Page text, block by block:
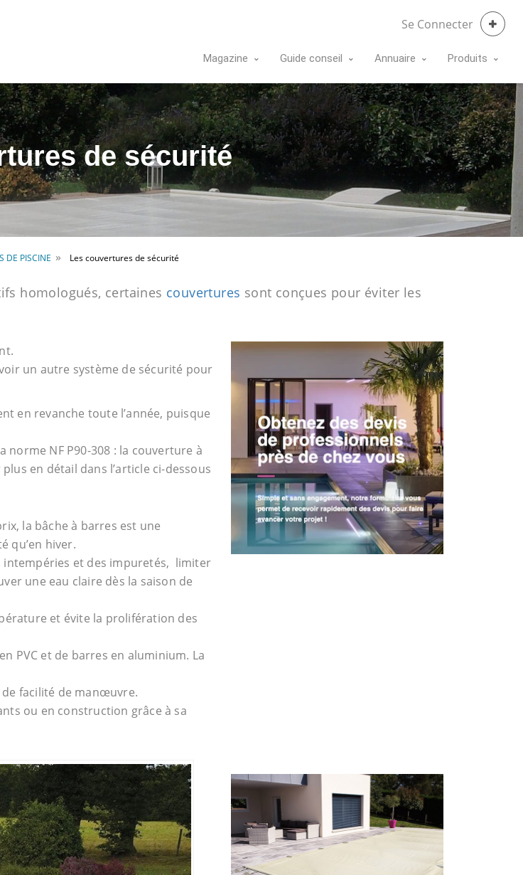
Se Connecter
Magazine Guide conseil Annuaire Produits
de sécurité
DE PISCINE » Les couvertures de sécurité
homologués, certaines couvertures sont conçues pour éviter les
un autre système de sécurité pour
en revanche toute l’année, puisque
NF P90-308 : la couverture à
en détail dans l’article ci-dessous
la bâche à barres est une
qu’en hiver.
intempéries et des impuretés, limiter
une eau claire dès la saison de
et évite la prolifération des
PVC et de barres en aluminium. La
facilité de manœuvre.
ou en construction grâce à sa